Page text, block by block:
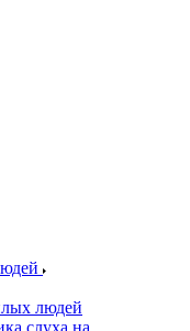
людей
слуха на